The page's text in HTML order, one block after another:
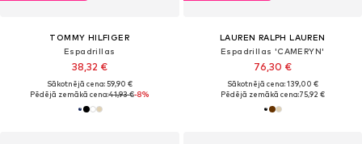
TOMMY HILFIGER
Espadrillas
38,32 €
Sākotnējā cena: 59,90 €
Pēdējā zemākā cena:41,93 €-8%
LAUREN RALPH LAUREN
Espadrillas 'CAMERYN'
76,30 €
Sākotnējā cena: 139,00 €
Pēdējā zemākā cena:75,92 €